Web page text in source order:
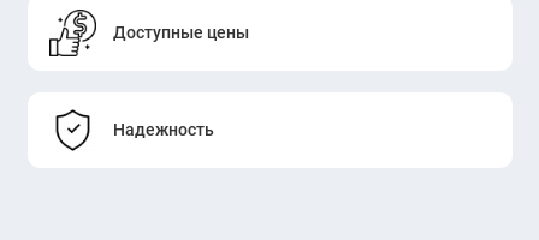
Доступные цены
Надежность